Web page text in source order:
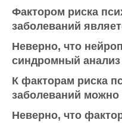
Фактором риска
заболеваний
Неверно, что
синдромный
К факторам риска
заболеваний можно
Неверно, что